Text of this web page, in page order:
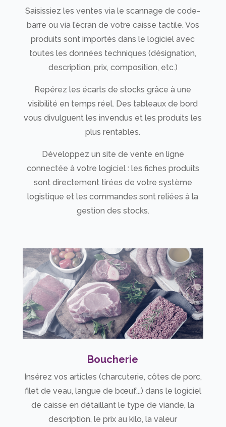
Saisissiez les ventes via le scannage de code-
barre ou via l’écran de votre caisse tactile. Vos
produits sont importés dans le logiciel avec
toutes les données techniques (désignation,
description, prix, composition, etc.)
Repérez les écarts de stocks grâce à une
visibilité en temps réel. Des tableaux de bord
vous divulguent les invendus et les produits les
plus rentables.
Développez un site de vente en ligne
connectée à votre logiciel : les fiches produits
sont directement tirées de votre système
logistique et les commandes sont reliées à la
gestion des stocks.
Boucherie
Insérez vos articles (charcuterie, côtes de porc,
filet de veau, langue de bœuf...) dans le logiciel
de caisse en détaillant le type de viande, la
description, le prix au kilo, la valeur